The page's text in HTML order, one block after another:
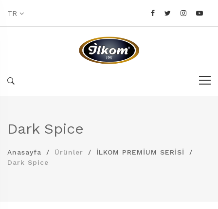
TR
Dark Spice
Anasayfa Ürünler
İLKOM PREMİUM SERİSİ
Dark Spice